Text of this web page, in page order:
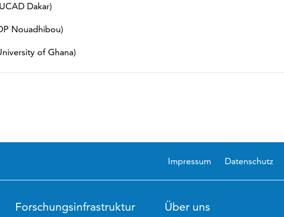
Dakar)
Nouadhibou)
of Ghana)
Impressum Datenschutz
Forschungsinfrastruktur Über uns